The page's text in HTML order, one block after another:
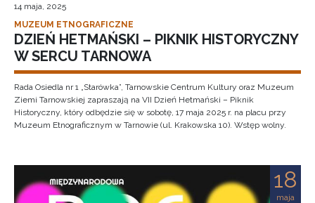
14 maja, 2025
MUZEUM ETNOGRAFICZNE
DZIEŃ HETMAŃSKI – PIKNIK HISTORYCZNY
W SERCU TARNOWA
Rada Osiedla nr 1 „Starówka”, Tarnowskie Centrum Kultury oraz Muzeum
Ziemi Tarnowskiej zapraszają na VII Dzień Hetmański – Piknik
Historyczny, który odbędzie się w sobotę, 17 maja 2025 r. na placu przy
Muzeum Etnograficznym w Tarnowie (ul. Krakowska 10). Wstęp wolny.
18
maja